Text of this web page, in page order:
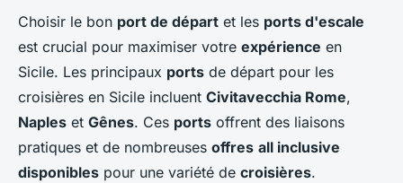
Choisir le bon port de départ et les ports d'escale
est crucial pour maximiser votre expérience en
Sicile. Les principaux ports de départ pour les
croisières en Sicile incluent Civitavecchia Rome,
Naples et Gênes. Ces ports offrent des liaisons
pratiques et de nombreuses offres all inclusive
disponibles pour une variété de croisières.